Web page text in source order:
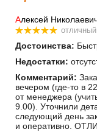
Алексей
Достоинства:
Недостатки:
Комментарий:
вечером (где-то в
от менеджера
9.00). Уточнили
следующий день
и оперативно.